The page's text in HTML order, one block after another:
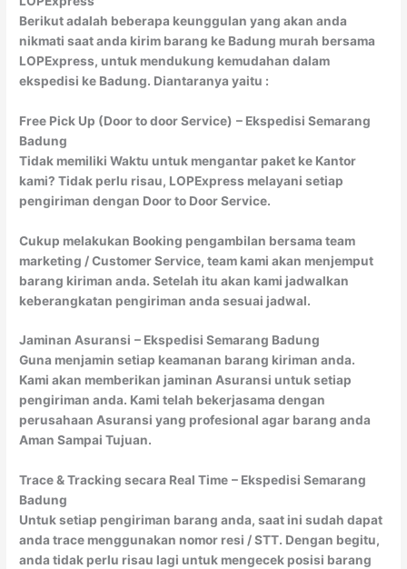
Berikut adalah beberapa keunggulan yang akan anda
nikmati saat anda kirim barang ke Badung murah bersama
LOPExpress, untuk mendukung kemudahan dalam
ekspedisi ke Badung. Diantaranya yaitu :
Free Pick Up (Door to door Service) – Ekspedisi Semarang
Badung
Tidak memiliki Waktu untuk mengantar paket ke Kantor
kami? Tidak perlu risau, LOPExpress melayani setiap
pengiriman dengan Door to Door Service.
Cukup melakukan Booking pengambilan bersama team
marketing / Customer Service, team kami akan menjemput
barang kiriman anda. Setelah itu akan kami jadwalkan
keberangkatan pengiriman anda sesuai jadwal.
Jaminan Asuransi – Ekspedisi Semarang Badung
Guna menjamin setiap keamanan barang kiriman anda.
Kami akan memberikan jaminan Asuransi untuk setiap
pengiriman anda. Kami telah bekerjasama dengan
perusahaan Asuransi yang profesional agar barang anda
Aman Sampai Tujuan.
Trace & Tracking secara Real Time – Ekspedisi Semarang
Badung
Untuk setiap pengiriman barang anda, saat ini sudah dapat
anda trace menggunakan nomor resi / STT. Dengan begitu,
anda tidak perlu risau lagi untuk mengecek posisi barang